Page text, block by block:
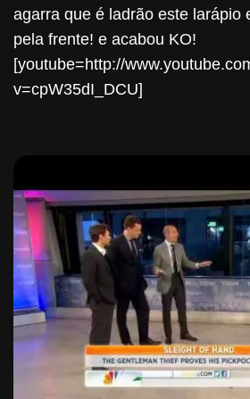
agarra que é ladrão este larápio
pela frente! e acabou KO!
[youtube=http://
v=cpW35dI_DCU]